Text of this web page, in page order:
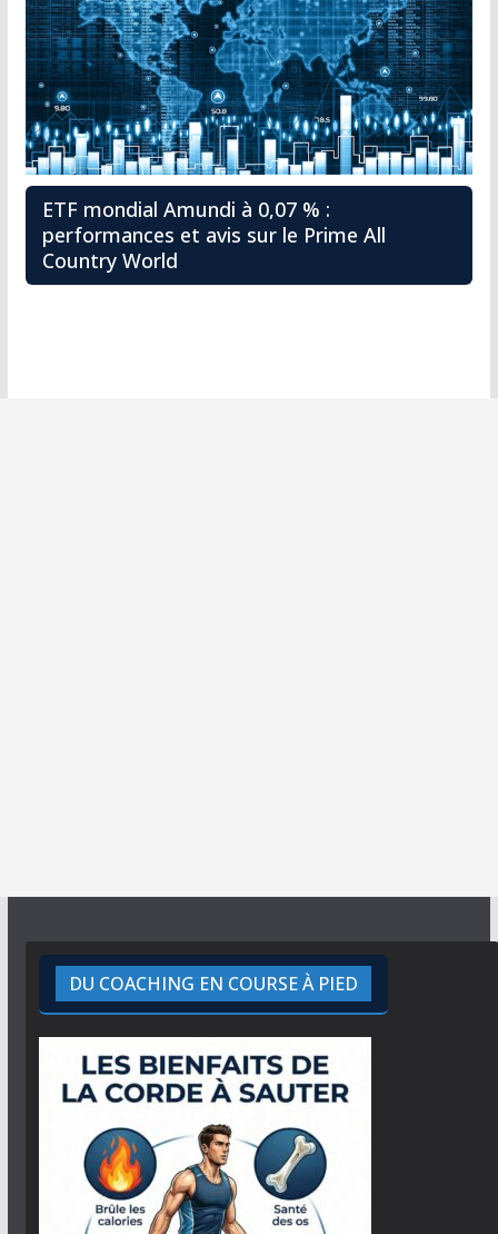
ETF mondial Amundi à 0,07 % :
performances et avis sur le Prime All
Country World
DU COACHING EN COURSE À PIED